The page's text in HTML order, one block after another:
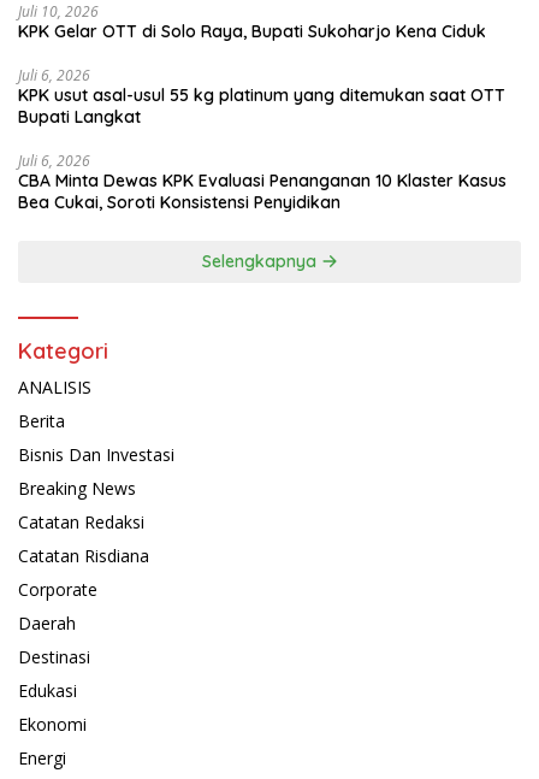
Juli 10, 2026
KPK Gelar OTT di Solo Raya, Bupati Sukoharjo Kena Ciduk
Juli 6, 2026
KPK usut asal-usul 55 kg platinum yang ditemukan saat OTT
Bupati Langkat
Juli 6, 2026
CBA Minta Dewas KPK Evaluasi Penanganan 10 Klaster Kasus
Bea Cukai, Soroti Konsistensi Penyidikan
Selengkapnya
Kategori
ANALISIS
Berita
Bisnis Dan Investasi
Breaking News
Catatan Redaksi
Catatan Risdiana
Corporate
Daerah
Destinasi
Edukasi
Ekonomi
Energi